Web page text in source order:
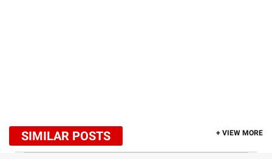
SIMILAR POSTS + VIEW MORE